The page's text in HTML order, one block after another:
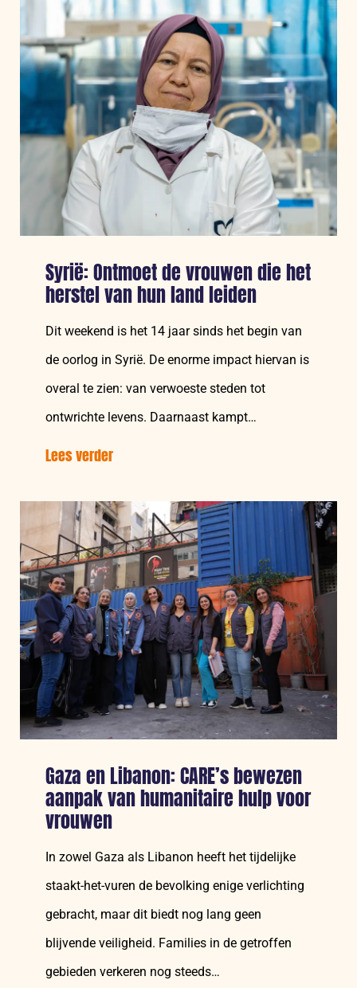
leiden
de
strijd
voor
gelijkheid
Syrië: Ontmoet de vrouwen die het
herstel van hun land leiden
Dit weekend is het 14 jaar sinds het begin van
de oorlog in Syrië. De enorme impact hiervan is
overal te zien: van verwoeste steden tot
ontwrichte levens. Daarnaast kampt…
Lees verder
Ontmoet
de
vrouwen
die
het
herstel
van
hun
land
leiden
Gaza en Libanon: CARE’s bewezen
aanpak van humanitaire hulp voor
vrouwen
In zowel Gaza als Libanon heeft het tijdelijke
staakt-het-vuren de bevolking enige verlichting
gebracht, maar dit biedt nog lang geen
blijvende veiligheid. Families in de getroffen
gebieden verkeren nog steeds…